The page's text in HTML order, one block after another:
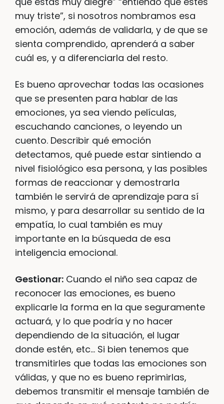
muy triste”, si nosotros nombramos esa
emoción, además de validarla, y de que se
sienta comprendido, aprenderá a saber
cuál es, y a diferenciarla del resto.
Es bueno aprovechar todas las ocasiones
que se presenten para hablar de las
emociones, ya sea viendo películas,
escuchando canciones, o leyendo un
cuento. Describir qué emoción
detectamos, qué puede estar sintiendo a
nivel fisiológico esa persona, y las posibles
formas de reaccionar y demostrarla
también le servirá de aprendizaje para sí
mismo, y para desarrollar su sentido de la
empatía, lo cual también es muy
importante en la búsqueda de esa
inteligencia emocional.
Gestionar: Cuando el niño sea capaz de
reconocer las emociones, es bueno
explicarle la forma en la que seguramente
actuará, y lo que podría y no hacer
dependiendo de la situación, el lugar
donde estén, etc… Si bien tenemos que
transmitirles que todas las emociones son
válidas, y que no es bueno reprimirlas,
debemos transmitir el mensaje también de